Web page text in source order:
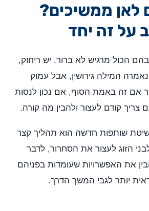
לאן ממשיכים?
על זה יחד
הכול מרגיש לא ברור. יש ריחוק,
המילה גירושין, אבל עמוק
אם זה באמת הסוף, אם נכון לנסות
קודם לעצור ולהבין מה קורה.
בשיטת שותפות חדשה הוא תהליך קצר
הזוג לעצור את הסחרור, לדבר
את האפשרויות שעומדות בפניהם
יותר לגבי המשך הדרך.